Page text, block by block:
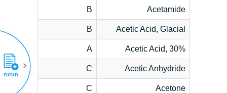
Acetamide
B
Acetic Acid, Glacial
B
Acetic Acid, 30%
A
Acetic Anhydride
C
Acetone
C
הזמנה